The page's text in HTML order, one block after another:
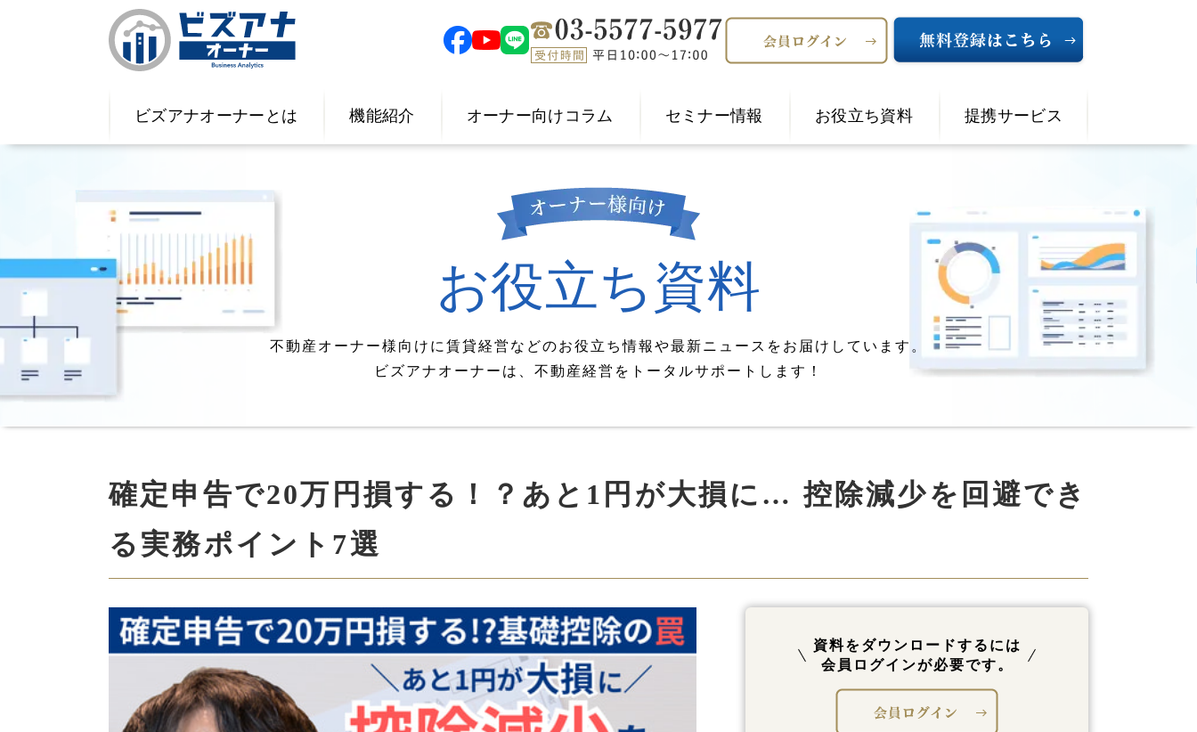
ビズアナオーナーとは 機能紹介 オーナー向けコラム セミナー情報 お役立ち資料 提携サービス
お役立ち資料
不動産オーナー様向けに賃貸経営などのお役立ち情報や最新ニュースをお届けしています。
ビズアナオーナーは、不動産経営をトータルサポートします！
確定申告で20万円損する！？あと1円が大損に… 控除減少を回避でき
る実務ポイント7選
資料をダウンロードするには
会員ログインが必要です。